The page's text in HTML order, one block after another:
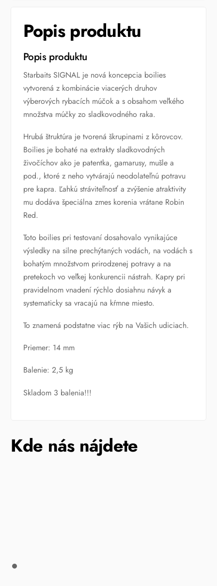
Popis produktu
Popis produktu
Starbaits SIGNAL je nová koncepcia boilies
vytvorená z kombinácie viacerých druhov
výberových rybacích múčok a s obsahom veľkého
množstva múčky zo sladkovodného raka.
Hrubá štruktúra je tvorená škrupinami z kôrovcov.
Boilies je bohaté na extrakty sladkovodných
živočíchov ako je patentka, gamarusy, mušle a
pod., ktoré z neho vytvárajú neodolateľnú potravu
pre kapra. Ľahkú stráviteľnosť a zvýšenie atraktivity
mu dodáva špeciálna zmes korenia vrátane Robin
Red.
Toto boilies pri testovaní dosahovalo vynikajúce
výsledky na silne prechýtaných vodách, na vodách s
bohatým množstvom prirodzenej potravy a na
pretekoch vo veľkej konkurencii nástrah. Kapry pri
pravidelnom vnadení rýchlo dosiahnu návyk a
systematicky sa vracajú na kŕmne miesto.
To znamená podstatne viac rýb na Vašich udiciach.
Priemer: 14 mm
Balenie: 2,5 kg
Skladom 3 balenia!!!
Kde nás nájdete